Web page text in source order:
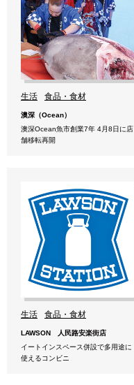
生活 食品・食材
澳深（Ocean）
澳深Ocean魚市創業7年 4月8日に店
舗移転再開
生活 食品・食材
LAWSON 人民路安楽街店
イートインスペース併設で多用途に
使えるコンビニ